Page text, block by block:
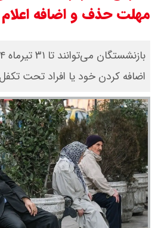
جدول
قیمت
چند؟+ جدول
۱۴۰۵/ قیمت سکه چند ؟ + جدول
مهلت حذف و اضافه
اضافه کردن خود یا افراد تحت